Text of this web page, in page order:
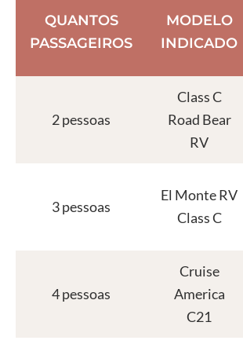
QUANTOS
PASSAGEIROS
MODELO
INDICADO
2 pessoas
Class C
Road Bear
RV
3 pessoas
El Monte RV
Class C
4 pessoas
Cruise
America
C21